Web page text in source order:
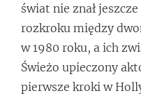
świat nie znał
rozkroku między
w 1980 roku, a ich
Świeżo upieczony
pierwsze kroki w